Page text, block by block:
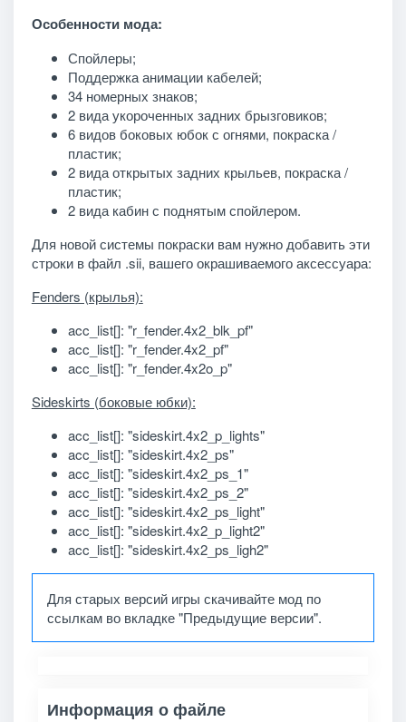
Особенности мода:
Спойлеры;
Поддержка анимации кабелей;
34 номерных знаков;
2 вида укороченных задних брызговиков;
6 видов боковых юбок с огнями, покраска /
пластик;
2 вида открытых задних крыльев, покраска /
пластик;
2 вида кабин с поднятым спойлером.
Для новой системы покраски вам нужно добавить эти
строки в файл .sii, вашего окрашиваемого аксессуара:
Fenders (крылья):
acc_list[]: "r_fender.4x2_blk_pf"
acc_list[]: "r_fender.4x2_pf"
acc_list[]: "r_fender.4x2o_p"
Sideskirts (боковые юбки):
acc_list[]: "sideskirt.4x2_p_lights"
acc_list[]: "sideskirt.4x2_ps"
acc_list[]: "sideskirt.4x2_ps_1"
acc_list[]: "sideskirt.4x2_ps_2"
acc_list[]: "sideskirt.4x2_ps_light"
acc_list[]: "sideskirt.4x2_p_light2"
acc_list[]: "sideskirt.4x2_ps_ligh2"
Для старых версий игры скачивайте мод по
ссылкам во вкладке "Предыдущие версии".
Информация о файле